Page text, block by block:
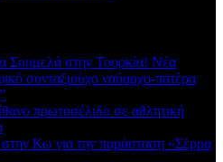
Σουμελά στην Τουρκία! Νέα
συνταξιούχο ναύαρχο-πατέρα
πρωτοσέλιδο σε αθλητική
Κω για την παράσταση «Σέρρα